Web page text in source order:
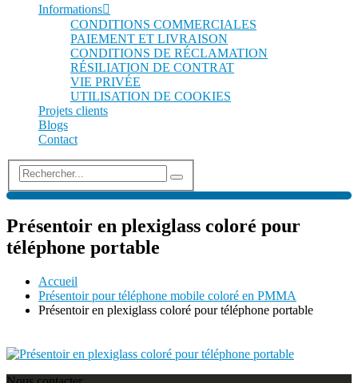
Informations
CONDITIONS COMMERCIALES
PAIEMENT ET LIVRAISON
CONDITIONS DE RÉCLAMATION
RÉSILIATION DE CONTRAT
VIE PRIVÉE
UTILISATION DE COOKIES
Projets clients
Blogs
Contact
Présentoir en plexiglass coloré pour
téléphone portable
Accueil
Présentoir pour téléphone mobile coloré en PMMA
Présentoir en plexiglass coloré pour téléphone portable